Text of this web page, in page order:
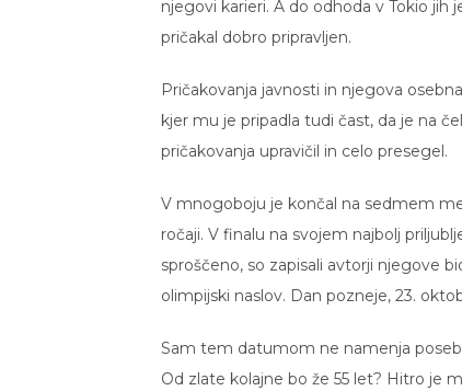
njegovi karieri. A do odhoda v Tokio jih
pričakal dobro pripravljen.
Pričakovanja javnosti in njegova
kjer mu je pripadla tudi čast, da je na
pričakovanja upravičil in celo presegel.
V mnogoboju je končal na sedmem
ročaji. V finalu na svojem najbolj
sproščeno, so zapisali avtorji njegove
olimpijski naslov. Dan pozneje, 23.
Sam tem datumom ne namenja
Od zlate kolajne bo že 55 let? Hitro je